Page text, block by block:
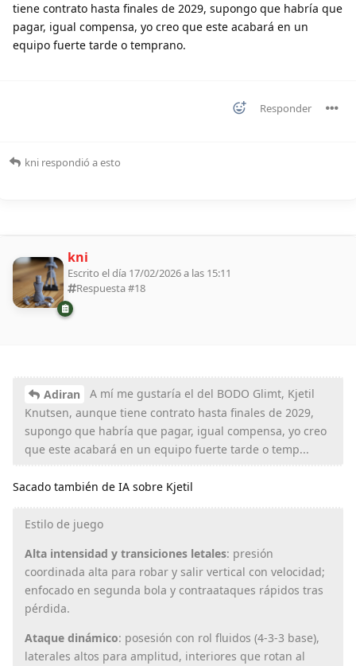
tiene contrato hasta finales de 2029, supongo que habría que
pagar, igual compensa, yo creo que este acabará en un
equipo fuerte tarde o temprano.
Responder
kni respondió a esto
kni
Escrito el día 17/02/2026 a las 15:11
Respuesta #18
Adiran
A mí me gustaría el del BODO Glimt, Kjetil
Knutsen, aunque tiene contrato hasta finales de 2029,
supongo que habría que pagar, igual compensa, yo creo
que este acabará en un equipo fuerte tarde o temp...
Sacado también de IA sobre Kjetil
Estilo de juego
Alta intensidad y transiciones letales: presión
coordinada alta para robar y salir vertical con velocidad;
enfocado en segunda bola y contraataques rápidos tras
pérdida.
Ataque dinámico: posesión con rol fluidos (4-3-3 base),
laterales altos para amplitud, interiores que rotan al